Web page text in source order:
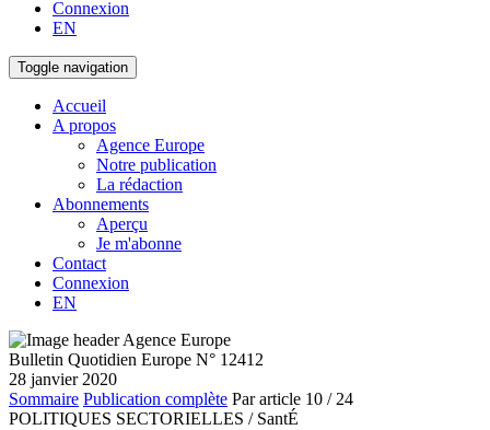
Connexion
EN
Toggle navigation
Accueil
A propos
Agence Europe
Notre publication
La rédaction
Abonnements
Aperçu
Je m'abonne
Contact
Connexion
EN
Bulletin Quotidien Europe N° 12412
28 janvier 2020
Sommaire Publication complète Par article 10 / 24
POLITIQUES SECTORIELLES / SantÉ